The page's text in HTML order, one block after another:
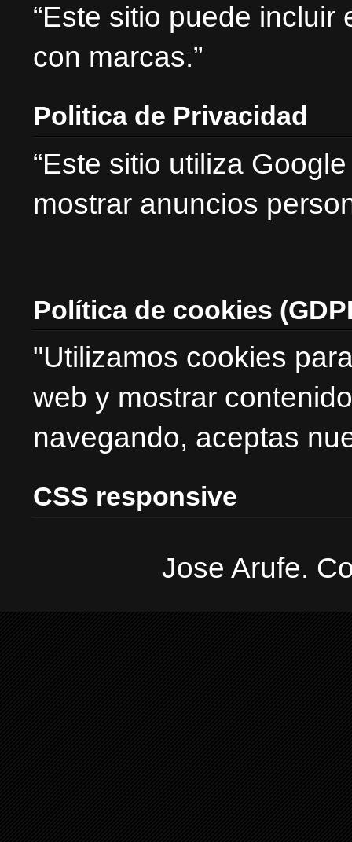
“Este sitio puede
con marcas.”
Politica de Privacidad
“Este sitio utiliza
mostrar anuncios
Política de cookies
"Utilizamos cookies
web y mostrar
navegando, aceptas
CSS responsive
Jose Arufe.